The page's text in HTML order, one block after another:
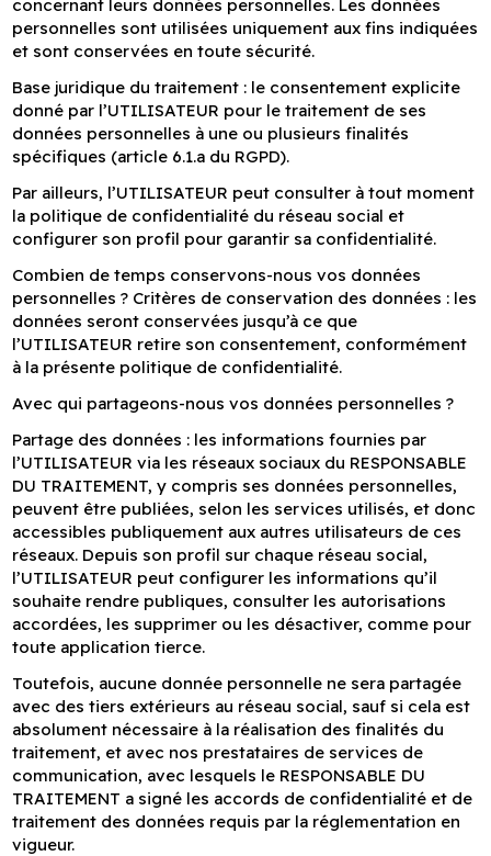
concernant leurs données personnelles. Les données
personnelles sont utilisées uniquement aux fins indiquées
et sont conservées en toute sécurité.
Base juridique du traitement : le consentement explicite
donné par l’UTILISATEUR pour le traitement de ses
données personnelles à une ou plusieurs finalités
spécifiques (article 6.1.a du RGPD).
Par ailleurs, l’UTILISATEUR peut consulter à tout moment
la politique de confidentialité du réseau social et
configurer son profil pour garantir sa confidentialité.
Combien de temps conservons-nous vos données
personnelles ? Critères de conservation des données : les
données seront conservées jusqu’à ce que
l’UTILISATEUR retire son consentement, conformément
à la présente politique de confidentialité.
Avec qui partageons-nous vos données personnelles ?
Partage des données : les informations fournies par
l’UTILISATEUR via les réseaux sociaux du RESPONSABLE
DU TRAITEMENT, y compris ses données personnelles,
peuvent être publiées, selon les services utilisés, et donc
accessibles publiquement aux autres utilisateurs de ces
réseaux. Depuis son profil sur chaque réseau social,
l’UTILISATEUR peut configurer les informations qu’il
souhaite rendre publiques, consulter les autorisations
accordées, les supprimer ou les désactiver, comme pour
toute application tierce.
Toutefois, aucune donnée personnelle ne sera partagée
avec des tiers extérieurs au réseau social, sauf si cela est
absolument nécessaire à la réalisation des finalités du
traitement, et avec nos prestataires de services de
communication, avec lesquels le RESPONSABLE DU
TRAITEMENT a signé les accords de confidentialité et de
traitement des données requis par la réglementation en
vigueur.